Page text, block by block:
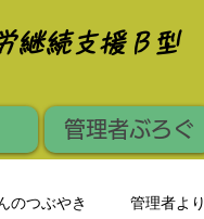
継続支援Ｂ型
管理者ぶろぐ
のつぶやき 管理者より